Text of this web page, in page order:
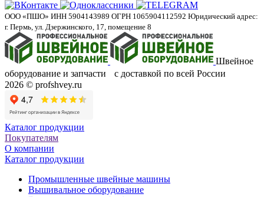
ООО «ПШО» ИНН 5904143989 ОГРН 1065904112592 Юридический адрес:
г. Пермь, ул. Дзержинского, 17, помещение 8
Швейное
оборудование и запчасти с доставкой по всей России
2026 © profshvey.ru
Каталог продукции
Покупателям
О компании
Каталог продукции
Промышленные швейные машины
Вышивальное оборудование